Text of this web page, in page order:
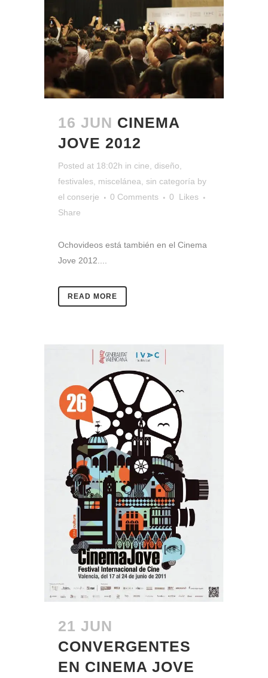
16 JUN CINEMA
JOVE 2012
Posted at 18:02h in cine, diseño,
festivales, miscelánea, sin categoría by
el conserje
0 Comments 0
Likes
Share
Ochovideos está también en el Cinema
Jove 2012....
READ MORE
21 JUN
CONVERGENTES
EN CINEMA JOVE